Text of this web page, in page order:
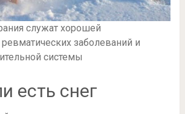
служат хорошей
заболеваний и
системы
есть снег